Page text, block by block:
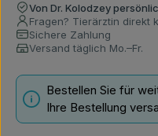
Von Dr. Kolodzey
Fragen? Tierärztin direkt
Sichere Zahlung
Versand täglich Mo.–Fr.
Bestellen Sie für
Ihre Bestellung